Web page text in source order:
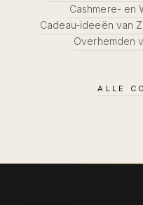
Cashmere- en
Cadeau-ideeën van
Overhemden
ALLE